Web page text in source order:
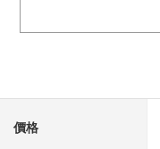
價格